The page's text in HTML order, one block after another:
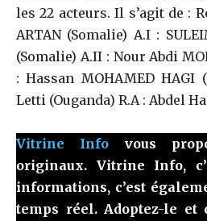
les 22 acteurs. Il s’agit de :
ARTAN (Somalie) A.I :
(Somalie) A.II : Nour Abdi
: Hassan MOHAMED HAGI
Letti (Ouganda) R.A : Abdel
Vitrine Info vous
originaux. Vitrine Info,
informations, c’est
temps réel. Adoptez-le et